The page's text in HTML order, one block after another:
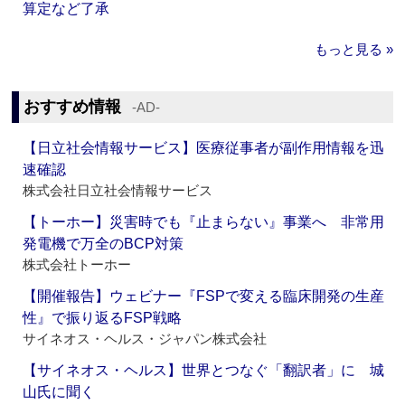
算定など了承
もっと見る »
おすすめ情報 ‐AD‐
【日立社会情報サービス】医療従事者が副作用情報を迅
速確認
株式会社日立社会情報サービス
【トーホー】災害時でも『止まらない』事業へ 非常用
発電機で万全のBCP対策
株式会社トーホー
【開催報告】ウェビナー『FSPで変える臨床開発の生産
性』で振り返るFSP戦略
サイネオス・ヘルス・ジャパン株式会社
【サイネオス・ヘルス】世界とつなぐ「翻訳者」に 城
山氏に聞く